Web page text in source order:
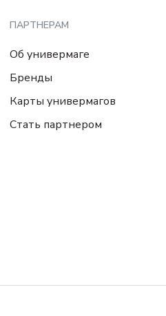
ПАРТНЕРАМ
Об универмаге
Бренды
Карты универмагов
Стать партнером